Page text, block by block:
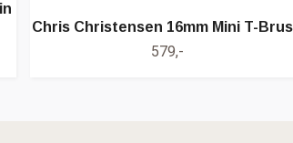
Chris Christensen 16mm Mini T-
579,-